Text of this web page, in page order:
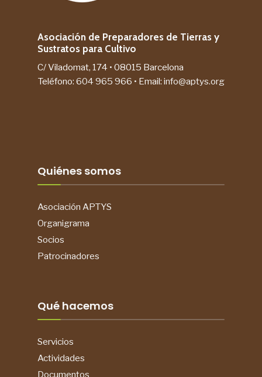
Asociación de Preparadores de Tierras y
Sustratos para Cultivo
C/ Viladomat, 174 • 08015 Barcelona
Teléfono: 604 965 966 • Email: info@aptys.org
Quiénes somos
Asociación APTYS
Organigrama
Socios
Patrocinadores
Qué hacemos
Servicios
Actividades
Documentos